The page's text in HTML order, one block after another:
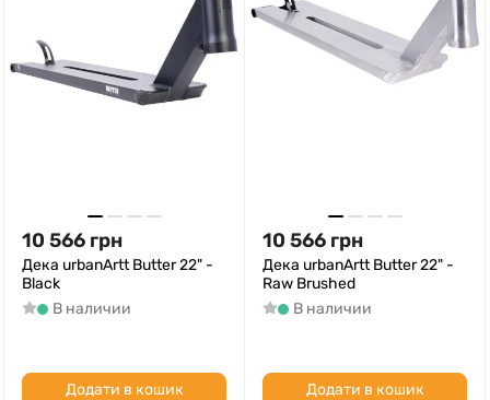
10 566 грн
Дека urbanArtt Butter 22" -
Black
В наличии
Додати в кошик
10 566 грн
Дека urbanArtt Butter 22" -
Raw Brushed
В наличии
Додати в кошик